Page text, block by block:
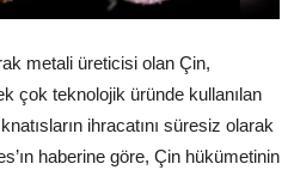
metali üreticisi olan Çin,
çok teknolojik üründe kullanılan
ihracatını süresiz olarak
haberine göre, Çin hükümetinin